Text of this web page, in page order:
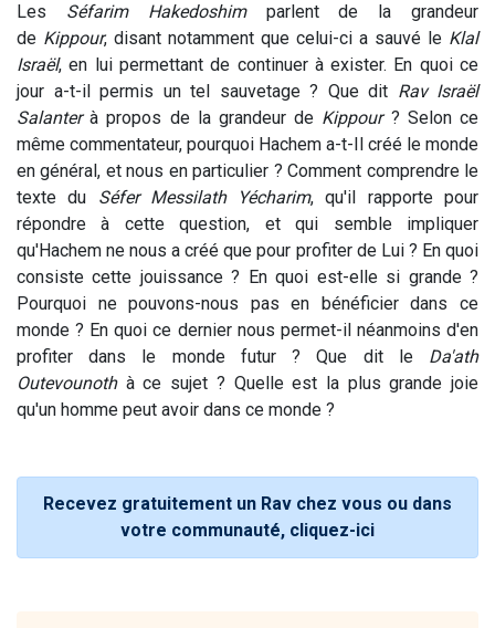
Les Séfarim Hakedoshimparlent de la grandeur
de Kippour, disant notamment que celui-ci a sauvé le Klal
Israël, en lui permettant de continuer à exister. En quoi ce
jour a-t-il permis un tel sauvetage ? Que dit Rav Israël
Salanterà propos de la grandeur de Kippour? Selon ce
même commentateur, pourquoi Hachem a-t-Il créé le monde
en général, et nous en particulier ? Comment comprendre le
texte du Séfer Messilath Yécharim, qu'il rapporte pour
répondre à cette question, et qui semble impliquer
qu'Hachem ne nous a créé que pour profiter de Lui ? En quoi
consiste cette jouissance ? En quoi est-elle si grande ?
Pourquoi ne pouvons-nous pas en bénéficier dans ce
monde ? En quoi ce dernier nous permet-il néanmoins d'en
profiter dans le monde futur ? Que dit le Da'ath
Outevounothà ce sujet ? Quelle est la plus grande joie
qu'un homme peut avoir dans ce monde ?
Recevez gratuitement un Rav chez vous ou dans
votre communauté, cliquez-ici